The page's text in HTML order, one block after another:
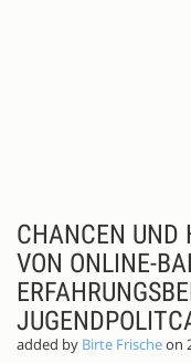
CHANCEN UND
VON ONLINE-
added by Birte Frischeon